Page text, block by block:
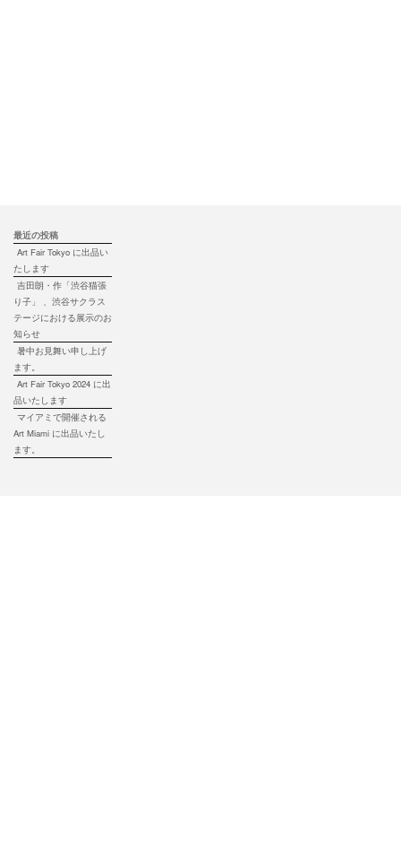
最近の投稿
Art Fair Tokyo に出品い
たします
吉田朗・作「渋谷猫張
り子」 、渋谷サクラス
テージにおける展示のお
知らせ
暑中お見舞い申し上げ
ます。
Art Fair Tokyo 2024 に出
品いたします
マイアミで開催される
Art Miami に出品いたし
ます。